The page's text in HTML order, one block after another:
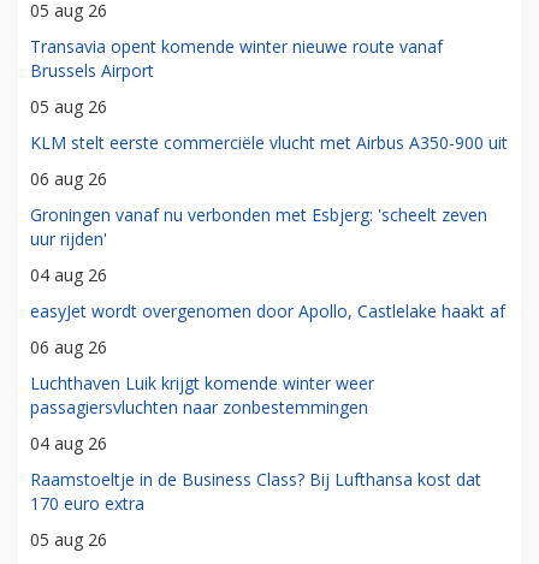
05 aug 26
Transavia opent komende winter nieuwe route vanaf
Brussels Airport
05 aug 26
KLM stelt eerste commerciële vlucht met Airbus A350-900 uit
06 aug 26
Groningen vanaf nu verbonden met Esbjerg: 'scheelt zeven
uur rijden'
04 aug 26
easyJet wordt overgenomen door Apollo, Castlelake haakt af
06 aug 26
Luchthaven Luik krijgt komende winter weer
passagiersvluchten naar zonbestemmingen
04 aug 26
Raamstoeltje in de Business Class? Bij Lufthansa kost dat
170 euro extra
05 aug 26